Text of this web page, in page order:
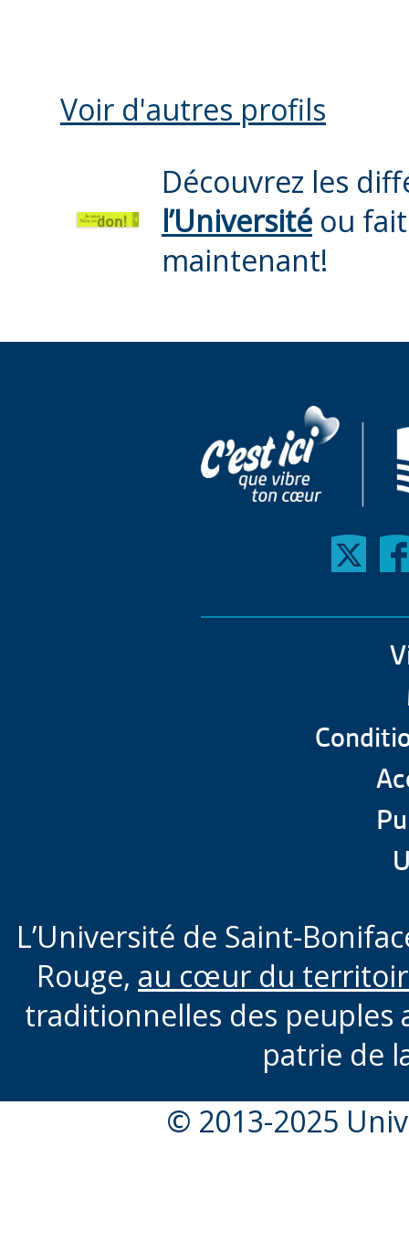
Voir d'autres profils
Découvrez les
l’Université ou
maintenant!
L’Université de Saint-
Rouge, au cœur du
traditionnelles des peuples
patrie de
© 2013-2025